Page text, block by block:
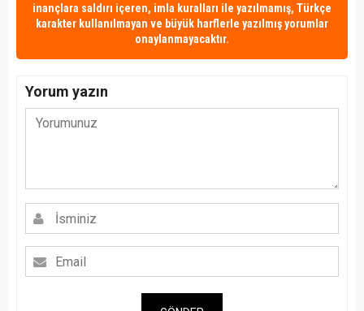
inançlara saldırı içeren, imla kuralları ile yazılmamış, Türkçe
karakter kullanılmayan ve büyük harflerle yazılmış yorumlar
onaylanmayacaktır.
Yorum yazın